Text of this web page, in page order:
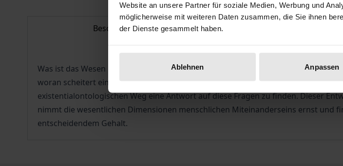
Website an unsere Partner für soziale Medien, Werbung und
möglicherweise mit weiteren Daten zusammen, die Sie ihnen
der Dienste gesammelt haben.
Ablehnen Anpassen
Beschreibung
Was ist das Wesen und der Ursprung von Gemeinschaft, wie verhalten sich die
woran scheitert eine Gesellschaft eigentlich? Die philosophische Soziologie ist
existentialontologischen Weg eine Antwort auf diese Fragen zu finden. Dieser
nimmt die wesentlichen Dimensionen menschlichen Miteinanderseins ernst und
entscheidendem Gehalt.